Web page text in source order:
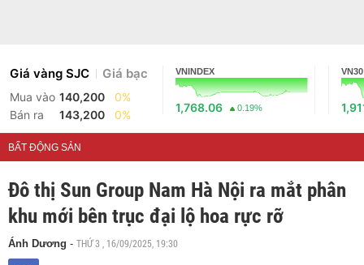
Giá vàng SJC Giá bạc
Mua vào 140,200
0%
Bán ra
143,200 0%
VNINDEX
1,768.06 0.19%
VN30
BẤT ĐỘNG SẢN
Đô thị Sun Group Nam Hà Nội ra mắt phân
khu mới bên trục đại lộ hoa rực rỡ
Ánh Dương - THỨ 3 , 16/09/2025, 19:30